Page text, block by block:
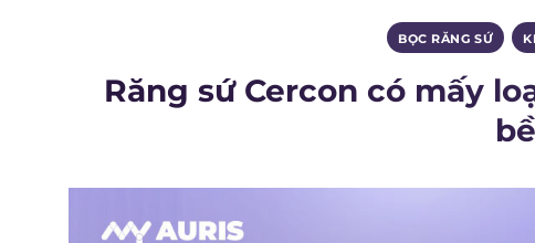
BỌC RĂNG SỨ ,
Răng sứ Cercon có mấy